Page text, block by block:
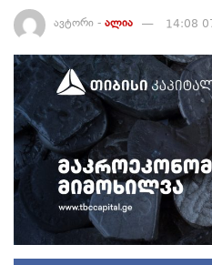
ავტორი - ალია 14:08